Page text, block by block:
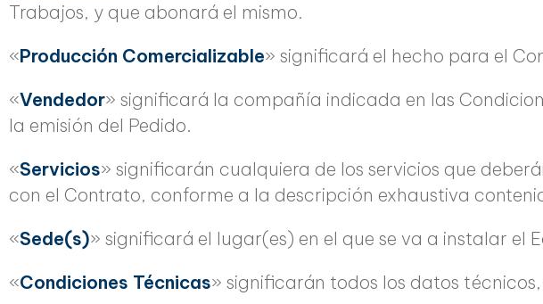
Trabajos, y que abonará el mismo.
«Producción Comercializable» significará el hecho para el
«Vendedor» significará la compañía indicada en las
la emisión del Pedido.
«Servicios» significarán cualquiera de los servicios que
con el Contrato, conforme a la descripción exhaustiva
«Sede(s)» significará el lugar(es) en el que se va a instalar el
«Condiciones Técnicas» significarán todos los datos